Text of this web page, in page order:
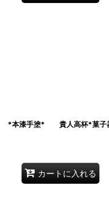
漆手塗* 貴人高杯*菓子
カートに入れる